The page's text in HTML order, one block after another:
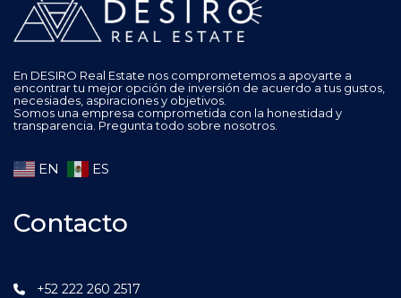
En DESIRO Real Estate nos comprometemos a apoyarte a
encontrar tu mejor opción de inversión de acuerdo a tus gustos,
necesiades, aspiraciones y objetivos.
Somos una empresa comprometida con la honestidad y
transparencia. Pregunta todo sobre nosotros.
EN ES
Contacto
+52 222 260 2517